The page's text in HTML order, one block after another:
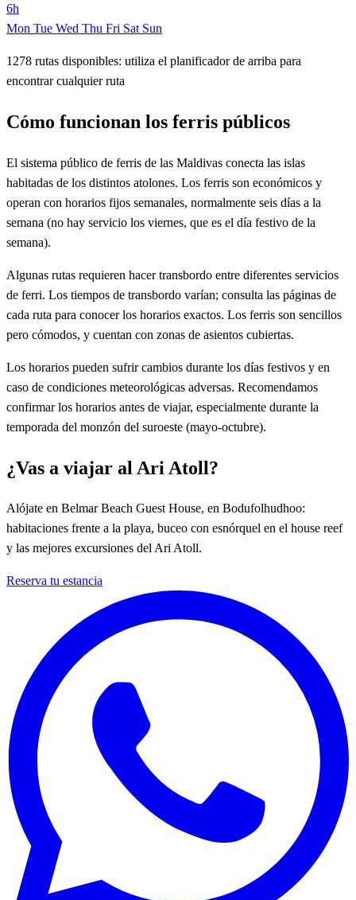
6h
Mon Tue Wed Thu Fri Sat Sun
1278 rutas disponibles: utiliza el planificador de arriba para
encontrar cualquier ruta
Cómo funcionan los ferris públicos
El sistema público de ferris de las Maldivas conecta las islas
habitadas de los distintos atolones. Los ferris son económicos y
operan con horarios fijos semanales, normalmente seis días a la
semana (no hay servicio los viernes, que es el día festivo de la
semana).
Algunas rutas requieren hacer transbordo entre diferentes servicios
de ferri. Los tiempos de transbordo varían; consulta las páginas de
cada ruta para conocer los horarios exactos. Los ferris son sencillos
pero cómodos, y cuentan con zonas de asientos cubiertas.
Los horarios pueden sufrir cambios durante los días festivos y en
caso de condiciones meteorológicas adversas. Recomendamos
confirmar los horarios antes de viajar, especialmente durante la
temporada del monzón del suroeste (mayo-octubre).
¿Vas a viajar al Ari Atoll?
Alójate en Belmar Beach Guest House, en Bodufolhudhoo:
habitaciones frente a la playa, buceo con esnórquel en el house reef
y las mejores excursiones del Ari Atoll.
Reserva tu estancia